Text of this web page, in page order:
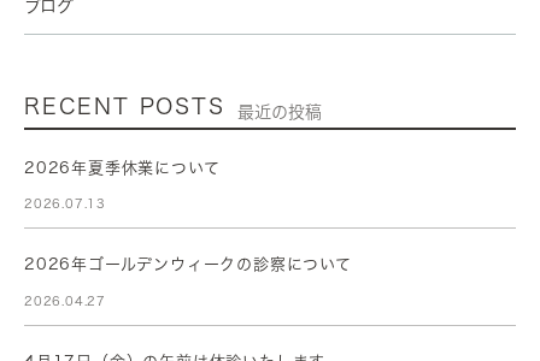
ブログ
RECENT POSTS 最近の投稿
2026年夏季休業について
2026.07.13
2026年ゴールデンウィークの診察について
2026.04.27